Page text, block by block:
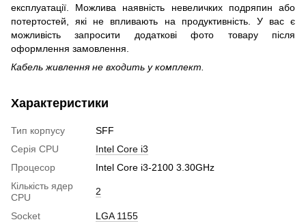
експлуатації. Можлива наявність невеличких подряпин або
потертостей, які не впливають на продуктивність. У вас є
можливість запросити додаткові фото товару після
оформлення замовлення.
Кабель живлення не входить у комплект.
Характеристики
Тип корпусу
SFF
Серія CPU
Intel Core i3
Процесор
Intel Core i3-2100 3.30GHz
Кількість ядер
CPU
2
Socket
LGA 1155